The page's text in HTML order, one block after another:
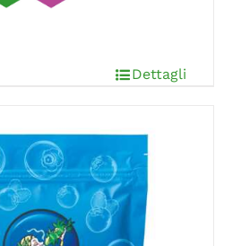
Dettagli